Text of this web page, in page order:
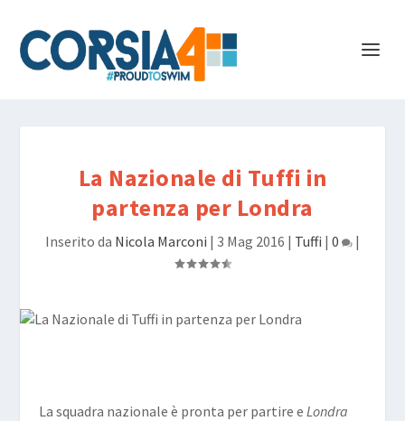
La Nazionale di Tuffi in
partenza per Londra
Inserito da Nicola Marconi | 3 Mag 2016 | Tuffi | 0 |
La squadra nazionale è pronta per partire e Londra